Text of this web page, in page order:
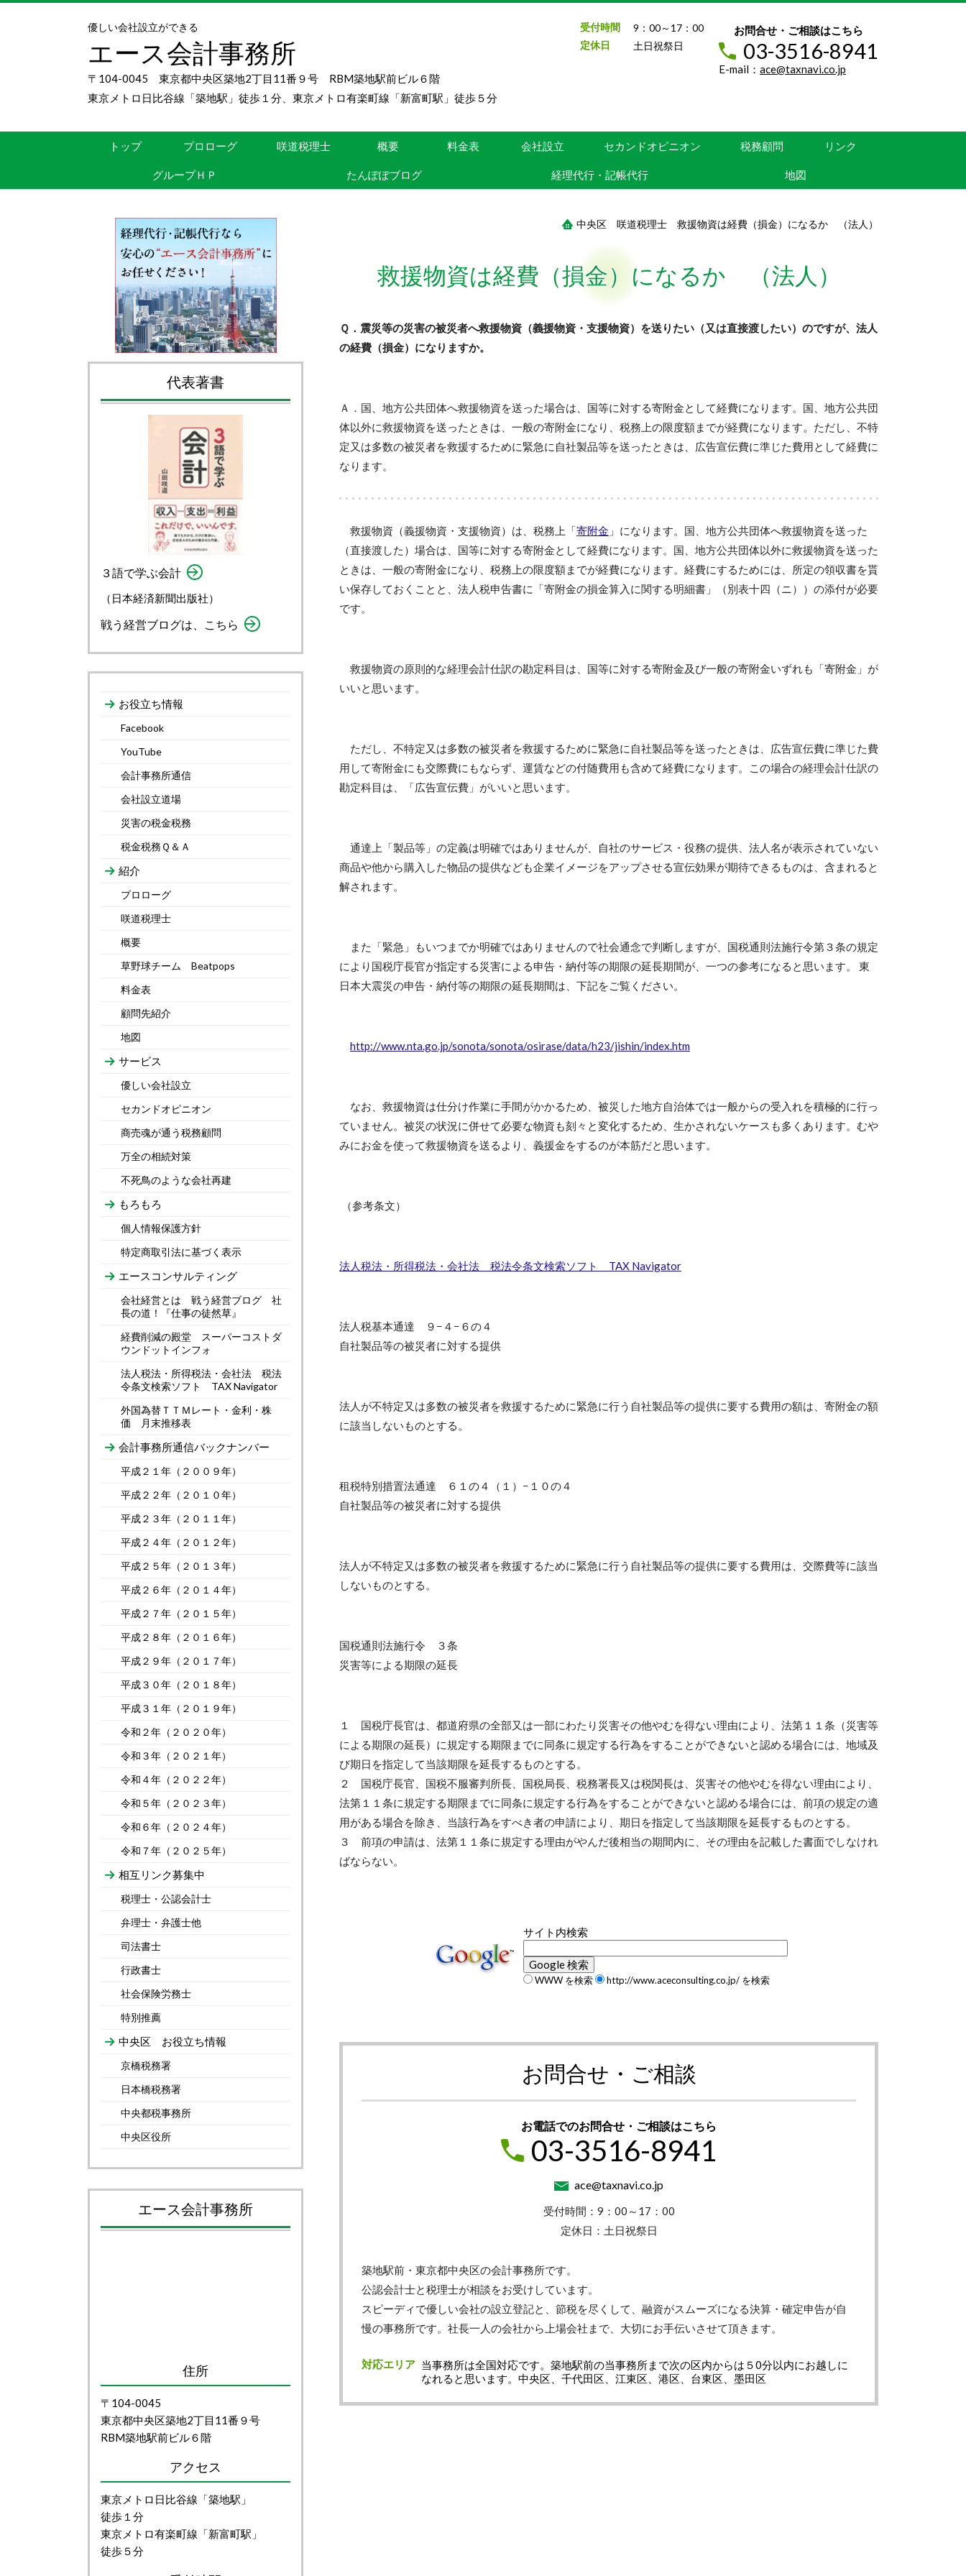
優しい会社設立ができる
エース会計事務所
〒104-0045 東京都中央区築地2丁目11番９号 RBM築地駅前ビル６階
東京メトロ日比谷線「築地駅」徒歩１分、東京メトロ有楽町線「新富町駅」徒歩５分
受付時間
9：00～17：00
定休日
土日祝祭日
お問合せ・ご相談はこちら
03-3516-8941
E-mail： ace@taxnavi.co.jp
トップ プロローグ 咲道税理士 概要 料金表 会社設立 セカンドオピニオン 税務顧問 リンク
グループＨＰ たんぽぽブログ 経理代行・記帳代行 地図
中央区 咲道税理士 救援物資は経費（損金）になるか （法人）
救援物資は経費（損金）になるか （法人）
Ｑ．震災等の災害の被災者へ救援物資（義援物資・支援物資）を送りたい（又は直接渡したい）のですが、法人
の経費（損金）になりますか。
Ａ．国、地方公共団体へ救援物資を送った場合は、国等に対する寄附金として経費になります。国、地方公共団
体以外に救援物資を送ったときは、一般の寄附金になり、税務上の限度額までが経費になります。ただし、不特
定又は多数の被災者を救援するために緊急に自社製品等を送ったときは、広告宣伝費に準じた費用として経費に
なります。
救援物資（義援物資・支援物資）は、税務上「寄附金 」になります。国、地方公共団体へ救援物資を送った
（直接渡した）場合は、国等に対する寄附金として経費になります。国、地方公共団体以外に救援物資を送った
ときは、一般の寄附金になり、税務上の限度額までが経費になります。経費にするためには、所定の領収書を貰
い保存しておくことと、法人税申告書に「寄附金の損金算入に関する明細書」（別表十四（ニ））の添付が必要
です。
救援物資の原則的な経理会計仕訳の勘定科目は、国等に対する寄附金及び一般の寄附金いずれも「寄附金」が
いいと思います。
ただし、不特定又は多数の被災者を救援するために緊急に自社製品等を送ったときは、広告宣伝費に準じた費
用して寄附金にも交際費にもならず、運賃などの付随費用も含めて経費になります。この場合の経理会計仕訳の
勘定科目は、「広告宣伝費」がいいと思います。
通達上「製品等」の定義は明確ではありませんが、自社のサービス・役務の提供、法人名が表示されていない
商品や他から購入した物品の提供なども企業イメージをアップさせる宣伝効果が期待できるものは、含まれると
解されます。
また「緊急」もいつまでか明確ではありませんので社会通念で判断しますが、国税通則法施行令第３条の規定
により国税庁長官が指定する災害による申告・納付等の期限の延長期間が、一つの参考になると思います。 東
日本大震災の申告・納付等の期限の延長期間は、下記をご覧ください。
http://www.nta.go.jp/sonota/sonota/osirase/data/h23/jishin/index.htm
なお、救援物資は仕分け作業に手間がかかるため、被災した地方自治体では一般からの受入れを積極的に行っ
ていません。被災の状況に併せて必要な物資も刻々と変化するため、生かされないケースも多くあります。むや
みにお金を使って救援物資を送るより、義援金をするのが本筋だと思います。
（参考条文）
法人税法・所得税法・会社法 税法令条文検索ソフト TAX Navigator
法人税基本通達 ９−４−６の４
自社製品等の被災者に対する提供
法人が不特定又は多数の被災者を救援するために緊急に行う自社製品等の提供に要する費用の額は、寄附金の額
に該当しないものとする。
租税特別措置法通達 ６１の４（１）−１０の４
自社製品等の被災者に対する提供
法人が不特定又は多数の被災者を救援するために緊急に行う自社製品等の提供に要する費用は、交際費等に該当
しないものとする。
国税通則法施行令 ３条
災害等による期限の延長
１ 国税庁長官は、都道府県の全部又は一部にわたり災害その他やむを得ない理由により、法第１１条（災害等
による期限の延長）に規定する期限までに同条に規定する行為をすることができないと認める場合には、地域及
び期日を指定して当該期限を延長するものとする。
２ 国税庁長官、国税不服審判所長、国税局長、税務署長又は税関長は、災害その他やむを得ない理由により、
法第１１条に規定する期限までに同条に規定する行為をすることができないと認める場合には、前項の規定の適
用がある場合を除き、当該行為をすべき者の申請により、期日を指定して当該期限を延長するものとする。
３ 前項の申請は、法第１１条に規定する理由がやんだ後相当の期間内に、その理由を記載した書面でしなけれ
ばならない。
サイト内検索
WWW を検索 http://www.aceconsulting.co.jp/ を検索
お問合せ・ご相談
お電話でのお問合せ・ご相談はこちら
03-3516-8941
ace@taxnavi.co.jp
受付時間：9：00～17：00
定休日：土日祝祭日
築地駅前・東京都中央区の会計事務所です。
公認会計士と税理士が相談をお受けしています。
スピーディで優しい会社の設立登記と、節税を尽くして、融資がスムーズになる決算・確定申告が自
慢の事務所です。社長一人の会社から上場会社まで、大切にお手伝いさせて頂きます。
対応エリア 当事務所は全国対応です。築地駅前の当事務所まで次の区内からは５0分以内にお越しに
なれると思います。中央区、千代田区、江東区、港区、台東区、墨田区
代表著書
３語で学ぶ会計
（日本経済新聞出版社）
戦う経営ブログは、こちら
お役立ち情報
Facebook
YouTube
会計事務所通信
会社設立道場
災害の税金税務
税金税務Ｑ＆Ａ
紹介
プロローグ
咲道税理士
概要
草野球チーム Beatpops
料金表
顧問先紹介
地図
サービス
優しい会社設立
セカンドオピニオン
商売魂が通う税務顧問
万全の相続対策
不死鳥のような会社再建
もろもろ
個人情報保護方針
特定商取引法に基づく表示
エースコンサルティング
会社経営とは 戦う経営ブログ 社
長の道！『仕事の徒然草』
経費削減の殿堂 スーパーコストダ
ウンドットインフォ
法人税法・所得税法・会社法 税法
令条文検索ソフト TAX Navigator
外国為替ＴＴＭレート・金利・株
価 月末推移表
会計事務所通信バックナンバー
平成２１年（２００９年）
平成２２年（２０１０年）
平成２３年（２０１１年）
平成２４年（２０１２年）
平成２５年（２０１３年）
平成２６年（２０１４年）
平成２７年（２０１５年）
平成２８年（２０１６年）
平成２９年（２０１７年）
平成３０年（２０１８年）
平成３１年（２０１９年）
令和２年（２０２０年）
令和３年（２０２１年）
令和４年（２０２２年）
令和５年（２０２３年）
令和６年（２０２４年）
令和７年（２０２５年）
相互リンク募集中
税理士・公認会計士
弁理士・弁護士他
司法書士
行政書士
社会保険労務士
特別推薦
中央区 お役立ち情報
京橋税務署
日本橋税務署
中央都税事務所
中央区役所
エース会計事務所
住所
〒104-0045
東京都中央区築地2丁目11番９号
RBM築地駅前ビル６階
アクセス
東京メトロ日比谷線「築地駅」
徒歩１分
東京メトロ有楽町線「新富町駅」
徒歩５分